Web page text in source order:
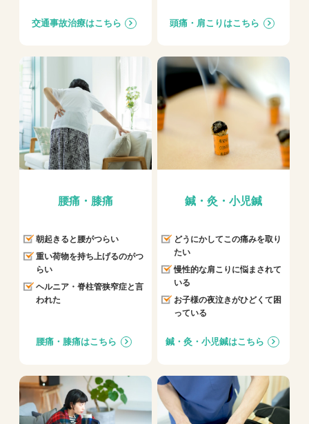
交通事故治療はこちら 頭痛・肩こりはこちら
腰痛・膝痛
朝起きると腰がつらい
重い荷物を持ち上げるのがつ
らい
ヘルニア・脊柱管狭窄症と言
われた
腰痛・膝痛はこちら
鍼・灸・小児鍼
どうにかしてこの痛みを取り
たい
慢性的な肩こりに悩まされて
いる
お子様の夜泣きがひどくて困
っている
鍼・灸・小児鍼はこちら